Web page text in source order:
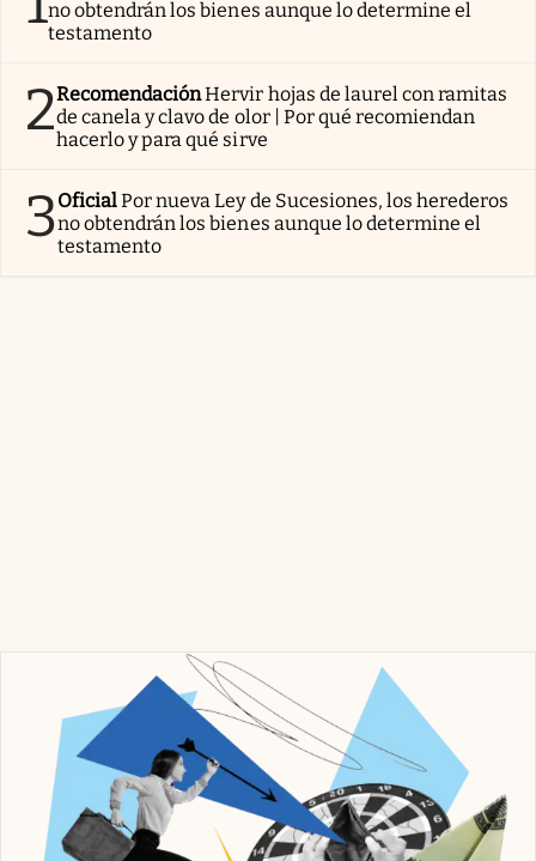
no obtendrán los bienes aunque lo determine el
testamento
2RecomendaciónHervir hojas de laurel con ramitas
de canela y clavo de olor | Por qué recomiendan
hacerlo y para qué sirve
3OficialPor nueva Ley de Sucesiones, los herederos
no obtendrán los bienes aunque lo determine el
testamento